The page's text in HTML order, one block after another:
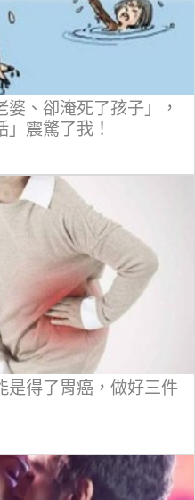
、卻淹死了孩子」，
震驚了我！
是得了胃癌，做好三件